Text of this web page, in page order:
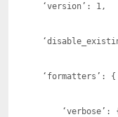
‘version’: 1,
‘formatters’: {
‘verbose’: